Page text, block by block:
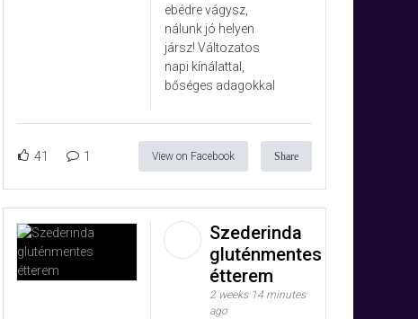
ebédre vágysz,
nálunk jó helyen
jársz! Változatos
napi kínálattal,
bőséges adagokkal
41 1 View on Facebook Share
Szederinda
gluténmentes
étterem
2 weeks 14 minutes
ago